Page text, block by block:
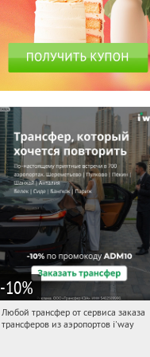
-10%
19:54:05
Получи первым!
Любой трансфер от сервиса заказа
трансферов из аэропортов i'way